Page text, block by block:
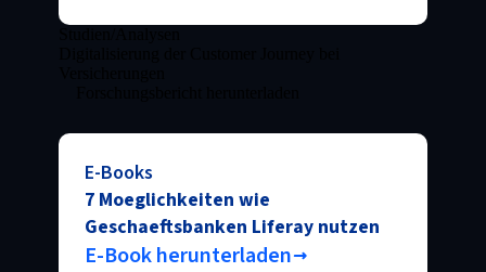
E-Books
7 Moeglichkeiten wie
Geschaeftsbanken Liferay nutzen
E-Book herunterladen